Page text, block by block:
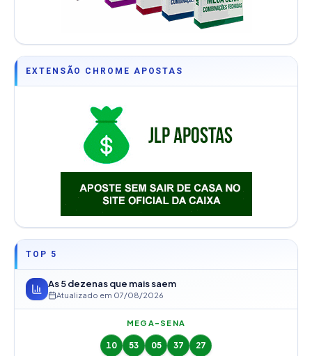
EXTENSÃO CHROME APOSTAS
TOP 5
As 5 dezenas que mais saem
Atualizado em 07/08/2026
MEGA-SENA
10 53 05 37 27